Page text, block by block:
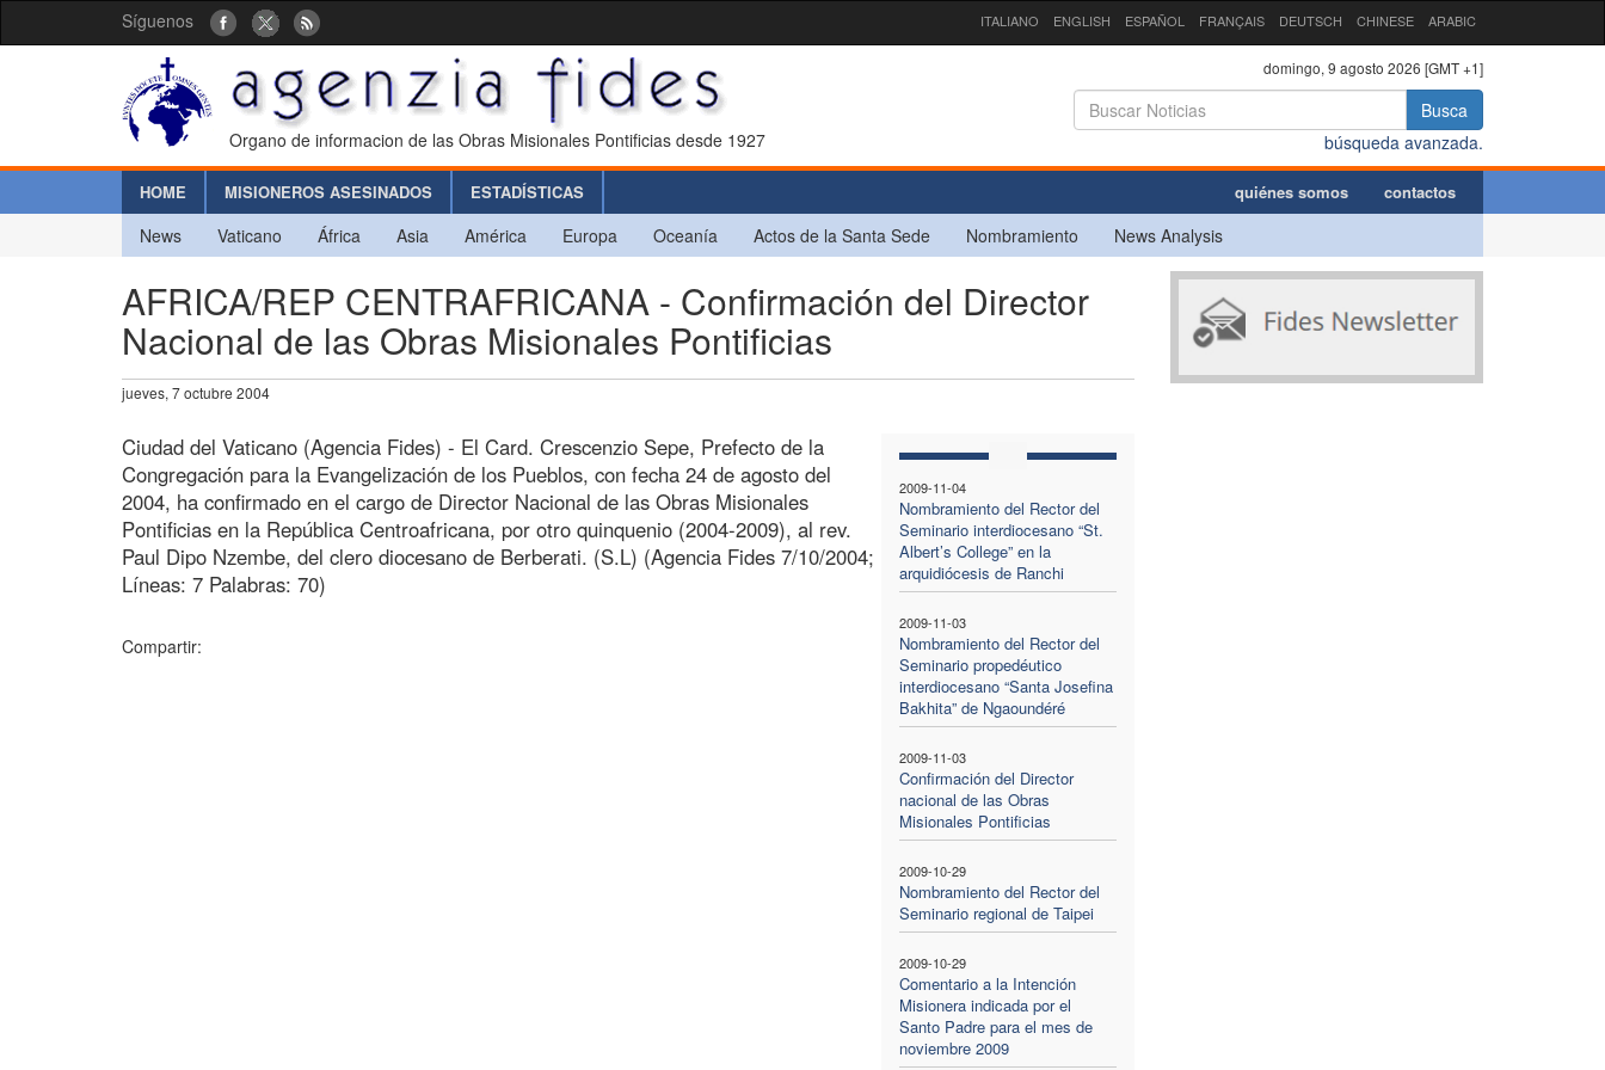
Síguenos ITALIANO ENGLISH ESPAÑOL FRANÇAIS DEUTSCH CHINESE ARABIC
Organo de informacion de las Obras Misionales Pontificias desde 1927
domingo, 9 agosto 2026 [GMT +1]
Busca
búsqueda avanzada.
HOME MISIONEROS ASESINADOS ESTADÍSTICAS quiénes somos contactos
News Vaticano África Asia América Europa Oceanía Actos de la Santa Sede Nombramiento News Analysis
AFRICA/REP CENTRAFRICANA - Confirmación del Director
Nacional de las Obras Misionales Pontificias
jueves, 7 octubre 2004
2009-11-04
Nombramiento del Rector del
Seminario interdiocesano “St.
Albert’s College” en la
arquidiócesis de Ranchi
2009-11-03
Nombramiento del Rector del
Seminario propedéutico
interdiocesano “Santa Josefina
Bakhita” de Ngaoundéré
2009-11-03
Confirmación del Director
nacional de las Obras
Misionales Pontificias
2009-10-29
Nombramiento del Rector del
Seminario regional de Taipei
2009-10-29
Comentario a la Intención
Misionera indicada por el
Santo Padre para el mes de
noviembre 2009
Ciudad del Vaticano (Agencia Fides) - El Card. Crescenzio Sepe, Prefecto de la
Congregación para la Evangelización de los Pueblos, con fecha 24 de agosto del
2004, ha confirmado en el cargo de Director Nacional de las Obras Misionales
Pontificias en la República Centroafricana, por otro quinquenio (2004-2009), al rev.
Paul Dipo Nzembe, del clero diocesano de Berberati. (S.L) (Agencia Fides 7/10/2004;
Líneas: 7 Palabras: 70)
Compartir: